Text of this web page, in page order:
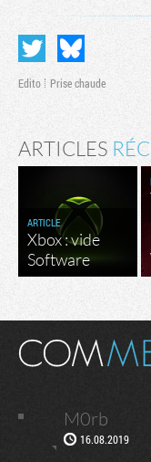
Edito Prise chaude
ARTICLES
ARTICLE
Xbox : vide
Software
M0rb
16.08.2019